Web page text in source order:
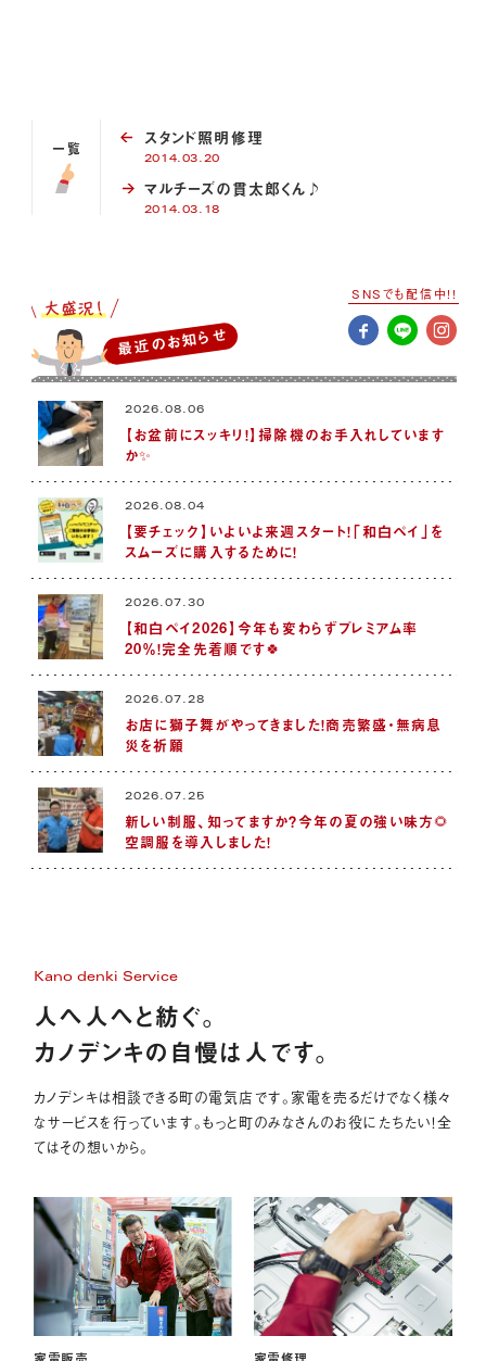
一覧 スタンド照明修理
2014.03.20
マルチーズの貫太郎くん♪
2014.03.18
最近のお知らせ
2026.08.06
【お盆前にスッキリ！】掃除機のお手入れしています
か✨
2026.08.04
【要チェック】いよいよ来週スタート！「和白ペイ」を
スムーズに購入するために！
2026.07.30
【和白ペイ2026】今年も変わらずプレミアム率
20％！完全先着順です🍀
2026.07.28
お店に獅子舞がやってきました！商売繁盛・無病息
災を祈願
2026.07.25
新しい制服、知ってますか？今年の夏の強い味方🌻
空調服を導入しました！
SNSでも配信中!!
Kano denki Service
人へ人へと紡ぐ。
カノデンキの自慢は人です。
カノデンキは相談できる町の電気店です。家電を売るだけでなく様々
なサービスを行っています。もっと町のみなさんのお役にたちたい！全
てはその想いから。